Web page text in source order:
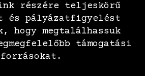
részére teljeskörű
és pályázatfigyelést
hogy megtalálhassuk
támogatási
forrásokat.